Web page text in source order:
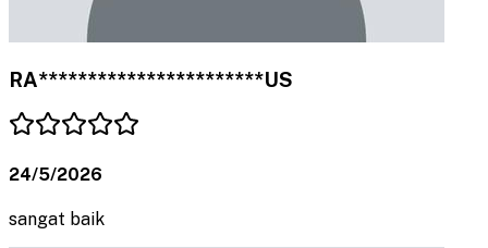
RA***********************US
24/5/2026
sangat baik